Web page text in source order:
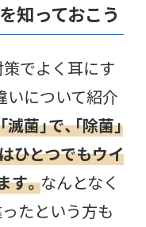
知っておこう
策でよく耳にす
違いについて紹介
菌」で、「除菌」
ひとつでもウイ
す。なんとなく
たという方も